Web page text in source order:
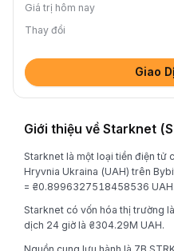
Giá trị hôm nay
Thay đổi
Giao
Giới thiệu về Starknet
Starknet là một loại tiền điện tử
Hryvnia Ukraina (UAH) trên
= ₴0.8996327518458536 UAH.
Starknet có vốn hóa thị trường
dịch 24 giờ là ₴304.29M UAH.
Nguồn cung lưu hành là 7B